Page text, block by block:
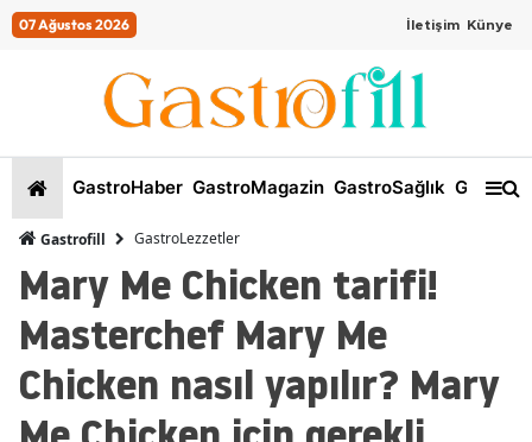
07 Ağustos 2026 İletişim Künye
GastroHaber GastroMagazin GastroSağlık
Gastrofill GastroLezzetler
Mary Me Chicken tarifi!
Masterchef Mary Me
Chicken nasıl yapılır? Mary